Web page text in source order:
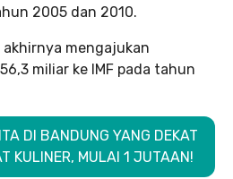
2005 dan 2010.
mengajukan
miliar ke IMF pada tahun
DI BANDUNG YANG DEKAT
KULINER, MULAI 1 JUTAAN!